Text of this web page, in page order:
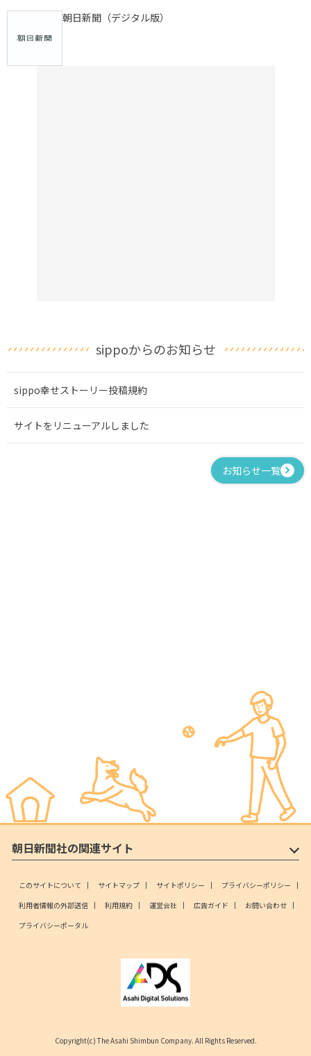
朝日新聞（デジタル版）
sippoからのお知らせ
sippo幸せストーリー投稿規約
サイトをリニューアルしました
お知らせ一覧
朝日新聞社の関連サイト
このサイトについて サイトマップ サイトポリシー
プライバシーポリシー
利用者情報の外部送信
利用規約 運営会社 広告ガイド
お問い合わせ
プライバシーポータル
Copyright(c) The Asahi Shimbun Company. All Rights Reserved.